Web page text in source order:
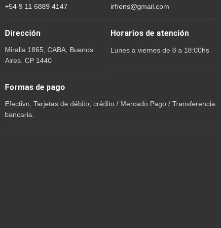
+54 9 11 6889 4147 irfrens@gmail.com
Dirección
Miralla 1865, CABA, Buenos
Aires. CP 1440
Horarios de atención
Lunes a viernes de 8 a 18:00hs
Formas de pago
Efectivo, Tarjetas de débito, crédito / Mercado Pago / Transferencia
bancaria.